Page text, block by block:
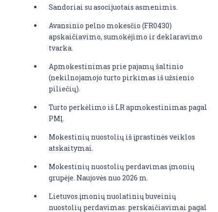
Sandoriai su asocijuotais asmenimis.
Avansinio pelno mokesčio (FR0430)
apskaičiavimo, sumokėjimo ir deklaravimo
tvarka.
Apmokestinimas prie pajamų šaltinio
(nekilnojamojo turto pirkimas iš užsienio
piliečių).
Turto perkėlimo iš LR apmokestinimas pagal
PMĮ.
Mokestinių nuostolių iš įprastinės veiklos
atskaitymai.
Mokestinių nuostolių perdavimas įmonių
grupėje. Naujovės nuo 2026 m.
Lietuvos įmonių nuolatinių buveinių
nuostolių perdavimas: perskaičiavimai pagal